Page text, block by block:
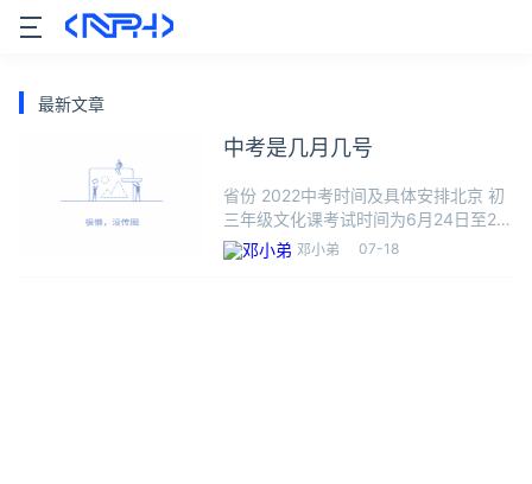
最新文章
中考是几月几号
省份 2022中考时间及具体安排北京 初
三年级文化课考试时间为6月24日至26
日上午，初二年级文化课考试时间为6
月26日下午。上海 中考延期至7月11日
邓小弟 07-18